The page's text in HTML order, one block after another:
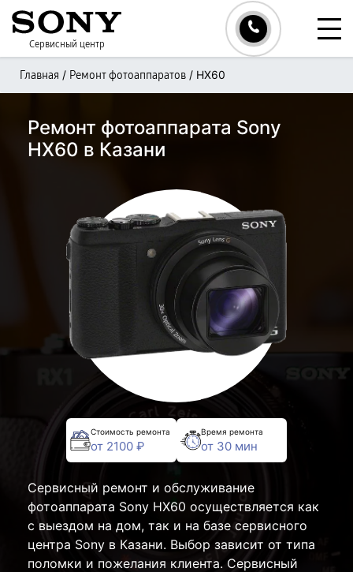
Сервисный центр
Главная / Ремонт фотоаппаратов / HX60
Ремонт фотоаппарата Sony
HX60 в Казани
Стоимость ремонта
от 2100 ₽
Время ремонта
от 30 мин
Сервисный ремонт и обслуживание
фотоаппарата Sony HX60 осуществляется как
с выездом на дом, так и на базе сервисного
центра Sony в Казани. Выбор зависит от типа
поломки и пожелания клиента. Сервисный